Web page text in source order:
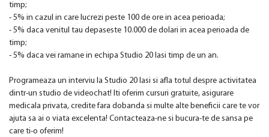
timp;
- 5% in cazul in care lucrezi peste 100 de ore in acea perioada;
- 5% daca venitul tau depaseste 10.000 de dolari in acea perioada de
timp;
- 5% daca vei ramane in echipa Studio 20 Iasi timp de un an.
Programeaza un interviu la Studio 20 Iasi si afla totul despre activitatea
dintr-un studio de videochat! Iti oferim cursuri gratuite, asigurare
medicala privata, credite fara dobanda si multe alte beneficii care te vor
ajuta sa ai o viata excelenta! Contacteaza-ne si bucura-te de sansa pe
care ti-o oferim!